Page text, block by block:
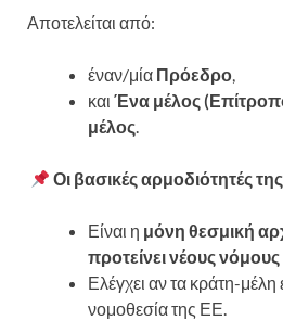
Αποτελείται από:
έναν/μία Πρόεδρο,
και Ένα μέλος
μέλος.
Οι βασικές αρμοδιότητές
Είναι η μόνη θεσμική
προτείνει νέους νόμους
Ελέγχει αν τα κράτη-
νομοθεσία της ΕΕ.